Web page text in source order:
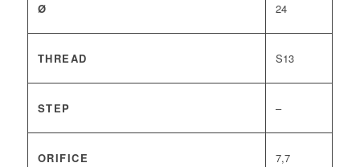
Ø 24
THREAD S13
STEP –
ORIFICE 7,7